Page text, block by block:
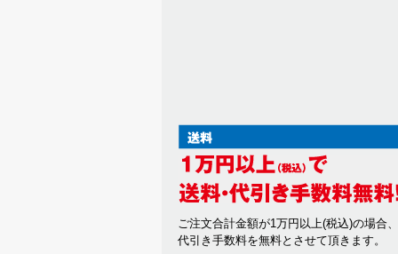
ご注文合計金額が1万円以上(税込)の場合、
代引き手数料を無料とさせて頂きます。